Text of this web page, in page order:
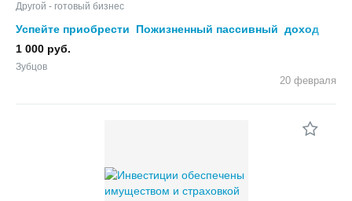
Другой - готовый бизнес
Успейте приобрести Пожизненный пассивный доход
1 000 руб.
Зубцов
20 февраля